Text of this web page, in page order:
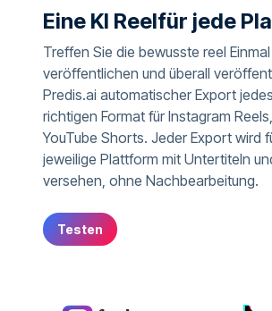
Eine KI Reelfür jede
Treffen Sie die bewusste reel Einmal
veröffentlichen und überall
Predis.ai automatischer Export
richtigen Format für Instagram
YouTube Shorts. Jeder Export wird
jeweilige Plattform mit Untertiteln
versehen, ohne Nachbearbeitung.
Testen